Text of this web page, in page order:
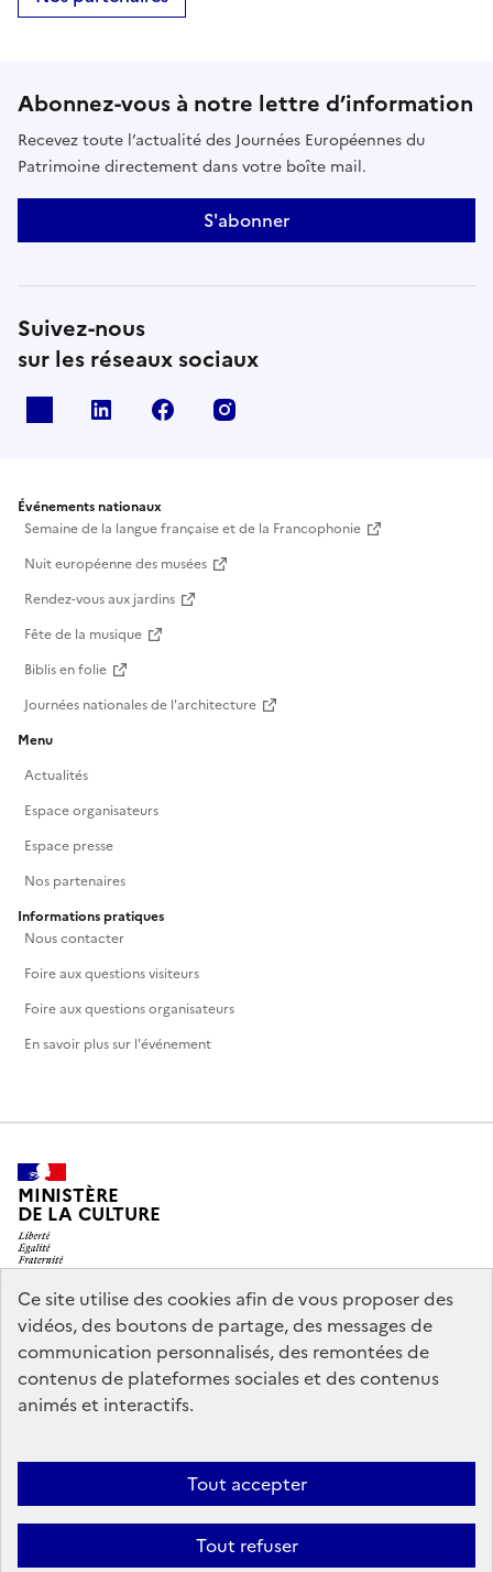
Ce site utilise des cookies afin de vous proposer des
vidéos, des boutons de partage, des messages de
communication personnalisés, des remontées de
contenus de plateformes sociales et des contenus
animés et interactifs.
Tout accepter
Tout refuser
Abonnez-vous à notre lettre d’information
Recevez toute l’actualité des Journées Européennes du
Patrimoine directement dans votre boîte mail.
S'abonner
Suivez-nous
sur les réseaux sociaux
Linkedin Facebook
Événements nationaux
Semaine de la langue française et de la Francophonie
Nuit européenne des musées
Rendez-vous aux jardins
Fête de la musique
Biblis en folie
Journées nationales de l'architecture
Menu
Actualités
Espace organisateurs
Espace presse
Nos partenaires
Informations pratiques
Nous contacter
Foire aux questions visiteurs
Foire aux questions organisateurs
En savoir plus sur l'événement
MINISTÈRE
DE LA CULTURE
legifrance.gouv.fr
info.gouv.fr
service-public.gouv.fr
data.gouv.fr
Mentions légales
conforme
Politique d’utilisation des témoins de connexion